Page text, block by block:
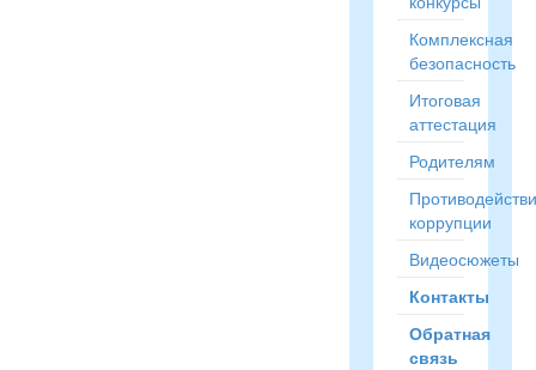
Комплексная
безопасность
Итоговая
аттестация
Родителям
коррупции
Видеосюжеты
Контакты
Обратная
связь